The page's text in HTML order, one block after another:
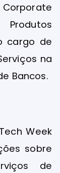
cargo de
na
Bancos.
Week
sobre
de